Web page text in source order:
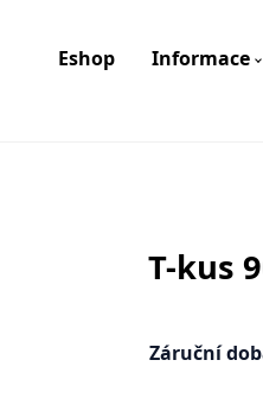
Eshop Informace
T-kus
Záruční